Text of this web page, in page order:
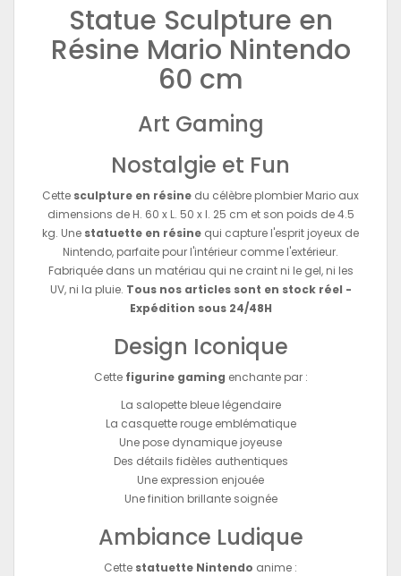
Statue Sculpture en
Résine Mario Nintendo
60 cm
Art Gaming
Nostalgie et Fun
Cette sculpture en résine du célèbre plombier Mario aux
dimensions de H. 60 x L. 50 x l. 25 cm et son poids de 4.5
kg. Une statuette en résine qui capture l'esprit joyeux de
Nintendo, parfaite pour l'intérieur comme l'extérieur.
Fabriquée dans un matériau qui ne craint ni le gel, ni les
UV, ni la pluie. Tous nos articles sont en stock réel -
Expédition sous 24/48H
Design Iconique
Cette figurine gaming enchante par :
La salopette bleue légendaire
La casquette rouge emblématique
Une pose dynamique joyeuse
Des détails fidèles authentiques
Une expression enjouée
Une finition brillante soignée
Ambiance Ludique
Cette statuette Nintendo anime :